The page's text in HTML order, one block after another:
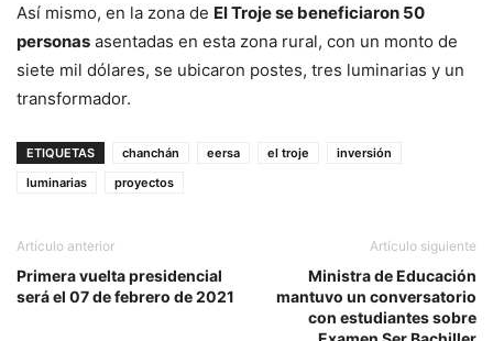
Así mismo, en la zona de El Troje se beneficiaron 50
personas asentadas en esta zona rural, con un monto de
siete mil dólares, se ubicaron postes, tres luminarias y un
transformador.
ETIQUETAS chanchán eersa el troje
inversión
luminarias
proyectos
Artículo anterior
Primera vuelta presidencial
será el 07 de febrero de 2021
Artículo siguiente
Ministra de Educación
mantuvo un conversatorio
con estudiantes sobre